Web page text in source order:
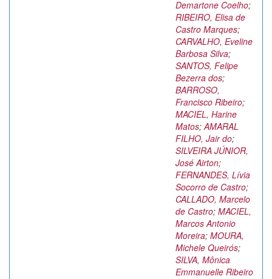
Demartone Coelho;
RIBEIRO, Elisa de
Castro Marques;
CARVALHO, Eveline
Barbosa Silva;
SANTOS, Felipe
Bezerra dos;
BARROSO,
Francisco Ribeiro;
MACIEL, Harine
Matos;AMARAL
FILHO, Jair do;
SILVEIRA JÚNIOR,
José Airton;
FERNANDES, Lívia
Socorro de Castro;
CALLADO, Marcelo
de Castro; MACIEL,
Marcos Antonio
Moreira; MOURA,
Michele Queirós;
SILVA, Mônica
Emmanuelle Ribeiro